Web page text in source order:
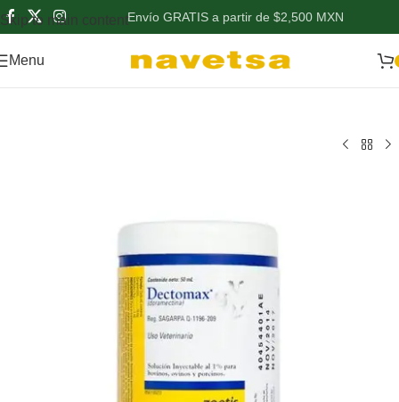
Skip to main contentEnvío GRATIS a partir de $2,500 MXN
Menu